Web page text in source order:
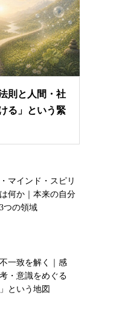
則と人間・社
る」という緊
マインド・スピリ
何か｜本来の自分
つの領域
一致を解く｜感
・意識をめぐる
」という地図